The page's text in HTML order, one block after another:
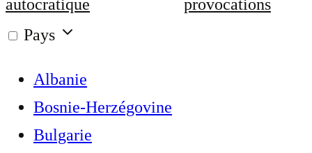
autocratique
provocations
Pays
Albanie
Bosnie-Herzégovine
Bulgarie